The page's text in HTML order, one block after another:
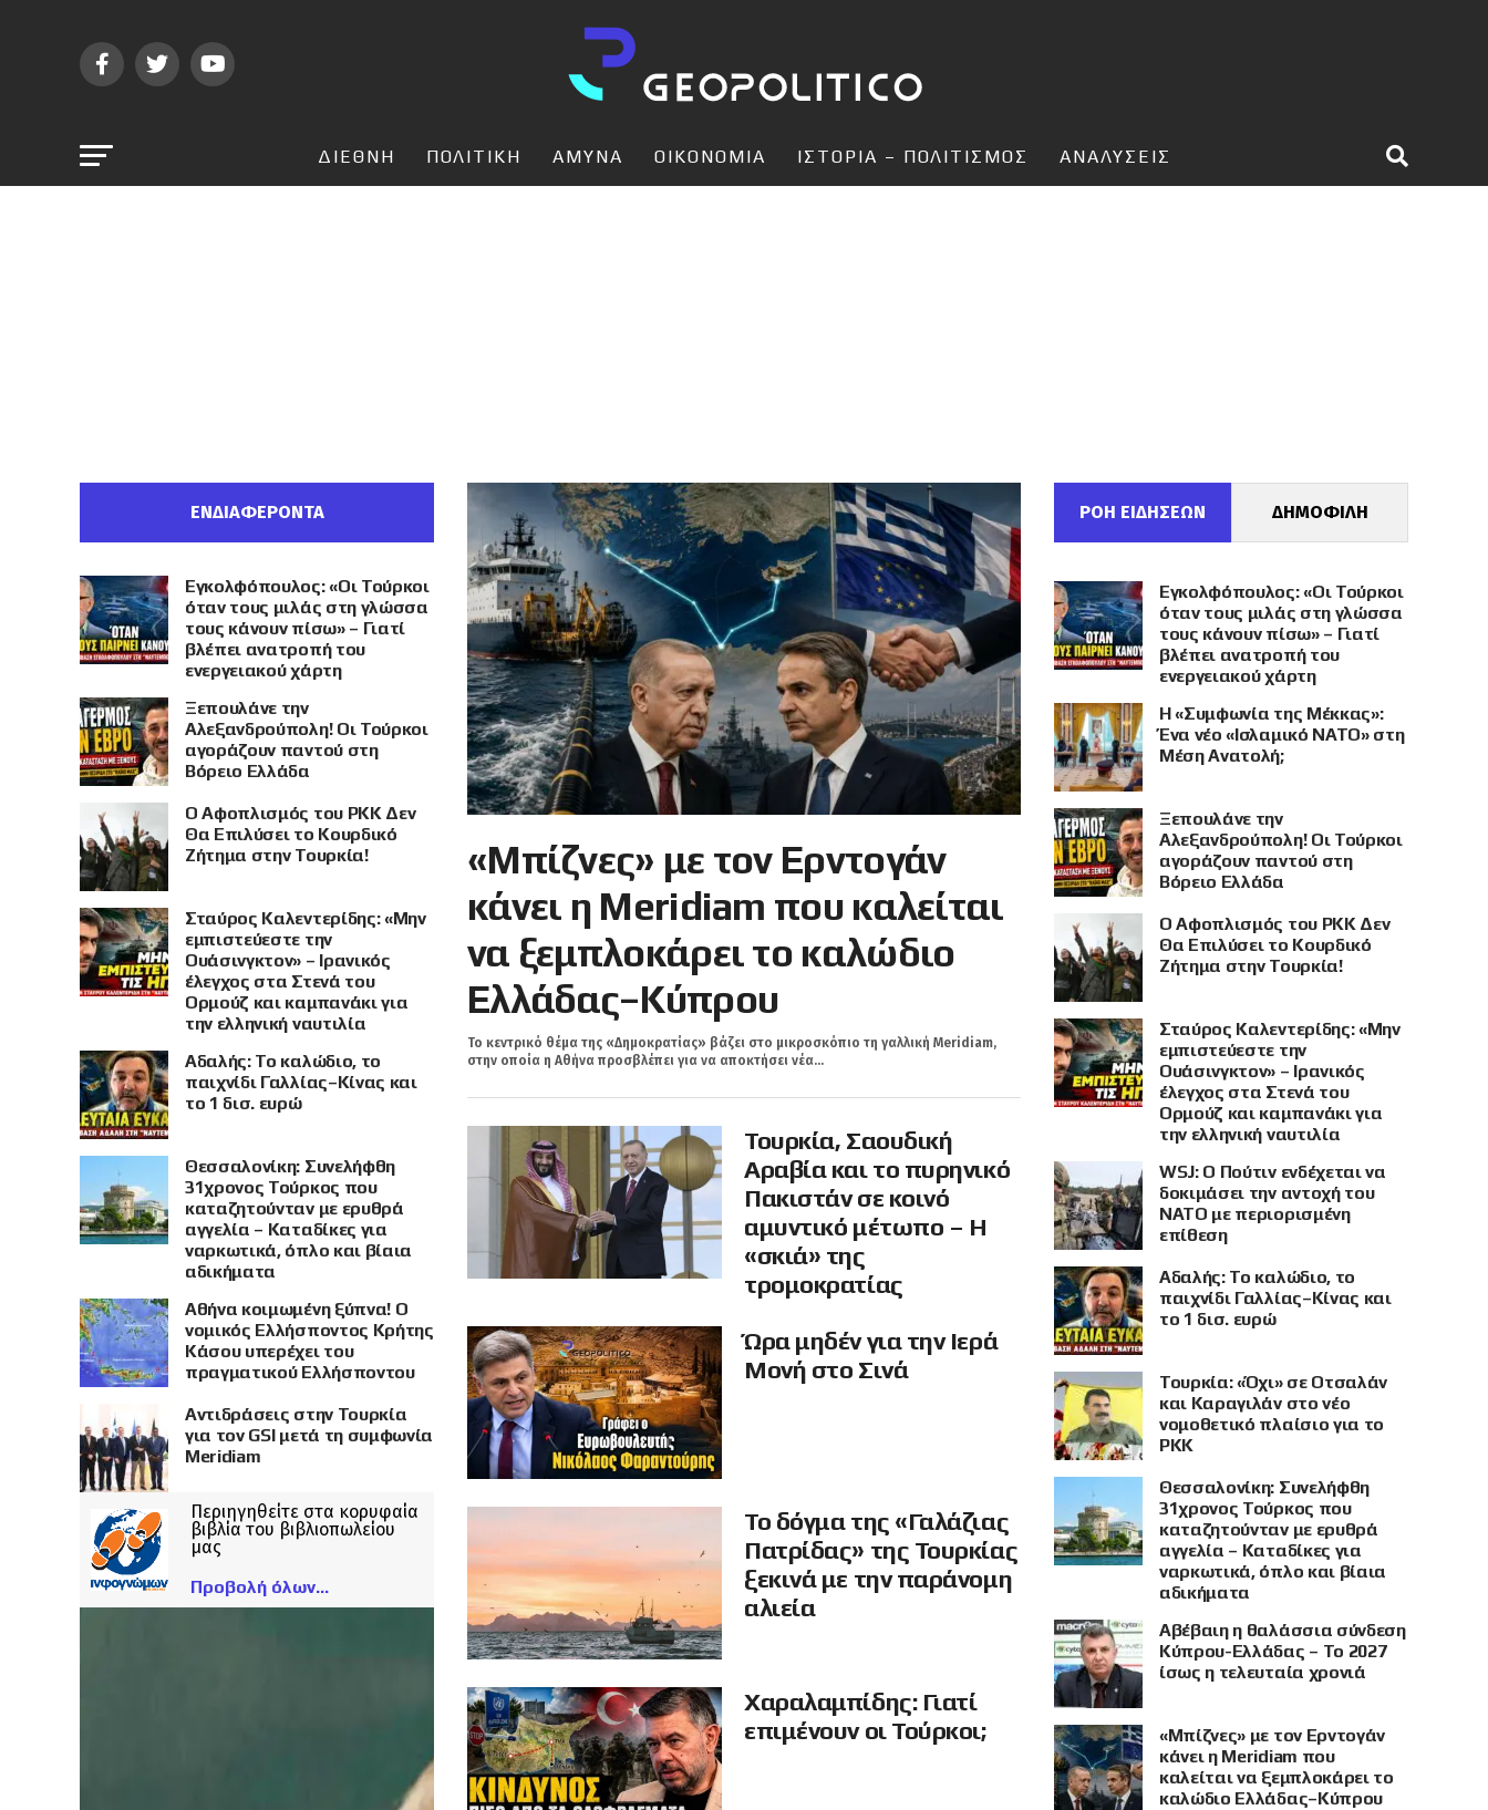
ΔΙΕΘΝΗ ΠΟΛΙΤΙΚΗ ΑΜΥΝΑ ΟΙΚΟΝΟΜΙΑ ΙΣΤΟΡΙΑ – ΠΟΛΙΤΙΣΜΟΣ ΑΝΑΛΥΣΕΙΣ
«Μπίζνες» με τον Ερντογάν
κάνει η Meridiam που καλείται
να ξεμπλοκάρει το καλώδιο
Ελλάδας–Κύπρου
Το κεντρικό θέμα της «Δημοκρατίας» βάζει στο μικροσκόπιο τη γαλλική Meridiam,
στην οποία η Αθήνα προσβλέπει για να αποκτήσει νέα...
Τουρκία, Σαουδική
Αραβία και το πυρηνικό
Πακιστάν σε κοινό
αμυντικό μέτωπο – Η
«σκιά» της
τρομοκρατίας
Ώρα μηδέν για την Ιερά
Μονή στο Σινά
Το δόγμα της «Γαλάζιας
Πατρίδας» της Τουρκίας
ξεκινά με την παράνομη
αλιεία
Χαραλαμπίδης: Γιατί
επιμένουν οι Τούρκοι;
ΕΝΔΙΑΦΕΡΟΝΤΑ
Εγκολφόπουλος: «Οι Τούρκοι
όταν τους μιλάς στη γλώσσα
τους κάνουν πίσω» – Γιατί
βλέπει ανατροπή του
ενεργειακού χάρτη
Ξεπουλάνε την
Αλεξανδρούπολη! Οι Τούρκοι
αγοράζουν παντού στη
Βόρειο Ελλάδα
Ο Αφοπλισμός του PKK Δεν
Θα Επιλύσει το Κουρδικό
Ζήτημα στην Τουρκία!
Σταύρος Καλεντερίδης: «Μην
εμπιστεύεστε την
Ουάσινγκτον» – Ιρανικός
έλεγχος στα Στενά του
Ορμούζ και καμπανάκι για
την ελληνική ναυτιλία
Αδαλής: Το καλώδιο, το
παιχνίδι Γαλλίας–Κίνας και
το 1 δισ. ευρώ
Θεσσαλονίκη: Συνελήφθη
31χρονος Τούρκος που
καταζητούνταν με ερυθρά
αγγελία – Καταδίκες για
ναρκωτικά, όπλο και βίαια
αδικήματα
Αθήνα κοιμωμένη ξύπνα! Ο
νομικός Ελλήσποντος Κρήτης
Κάσου υπερέχει του
πραγματικού Ελλήσποντου
Αντιδράσεις στην Τουρκία
για τον GSI μετά τη συμφωνία
Meridiam
Περιηγηθείτε στα κορυφαία
βιβλία του βιβλιοπωλείου
μας
Προβολή όλων
ΡΟΗ ΕΙΔΗΣΕΩΝ ΔΗΜΟΦΙΛΗ
Εγκολφόπουλος: «Οι Τούρκοι
όταν τους μιλάς στη γλώσσα
τους κάνουν πίσω» – Γιατί
βλέπει ανατροπή του
ενεργειακού χάρτη
Η «Συμφωνία της Μέκκας»:
Ένα νέο «Ισλαμικό ΝΑΤΟ» στη
Μέση Ανατολή;
Ξεπουλάνε την
Αλεξανδρούπολη! Οι Τούρκοι
αγοράζουν παντού στη
Βόρειο Ελλάδα
Ο Αφοπλισμός του PKK Δεν
Θα Επιλύσει το Κουρδικό
Ζήτημα στην Τουρκία!
Σταύρος Καλεντερίδης: «Μην
εμπιστεύεστε την
Ουάσινγκτον» – Ιρανικός
έλεγχος στα Στενά του
Ορμούζ και καμπανάκι για
την ελληνική ναυτιλία
WSJ: Ο Πούτιν ενδέχεται να
δοκιμάσει την αντοχή του
ΝΑΤΟ με περιορισμένη
επίθεση
Αδαλής: Το καλώδιο, το
παιχνίδι Γαλλίας–Κίνας και
το 1 δισ. ευρώ
Τουρκία: «Όχι» σε Οτσαλάν
και Καραγιλάν στο νέο
νομοθετικό πλαίσιο για το
PKK
Θεσσαλονίκη: Συνελήφθη
31χρονος Τούρκος που
καταζητούνταν με ερυθρά
αγγελία – Καταδίκες για
ναρκωτικά, όπλο και βίαια
αδικήματα
Αβέβαιη η θαλάσσια σύνδεση
Κύπρου-Ελλάδας – Το 2027
ίσως η τελευταία χρονιά
«Μπίζνες» με τον Ερντογάν
κάνει η Meridiam που
καλείται να ξεμπλοκάρει το
καλώδιο Ελλάδας–Κύπρου